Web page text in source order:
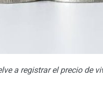
a registrar el precio de